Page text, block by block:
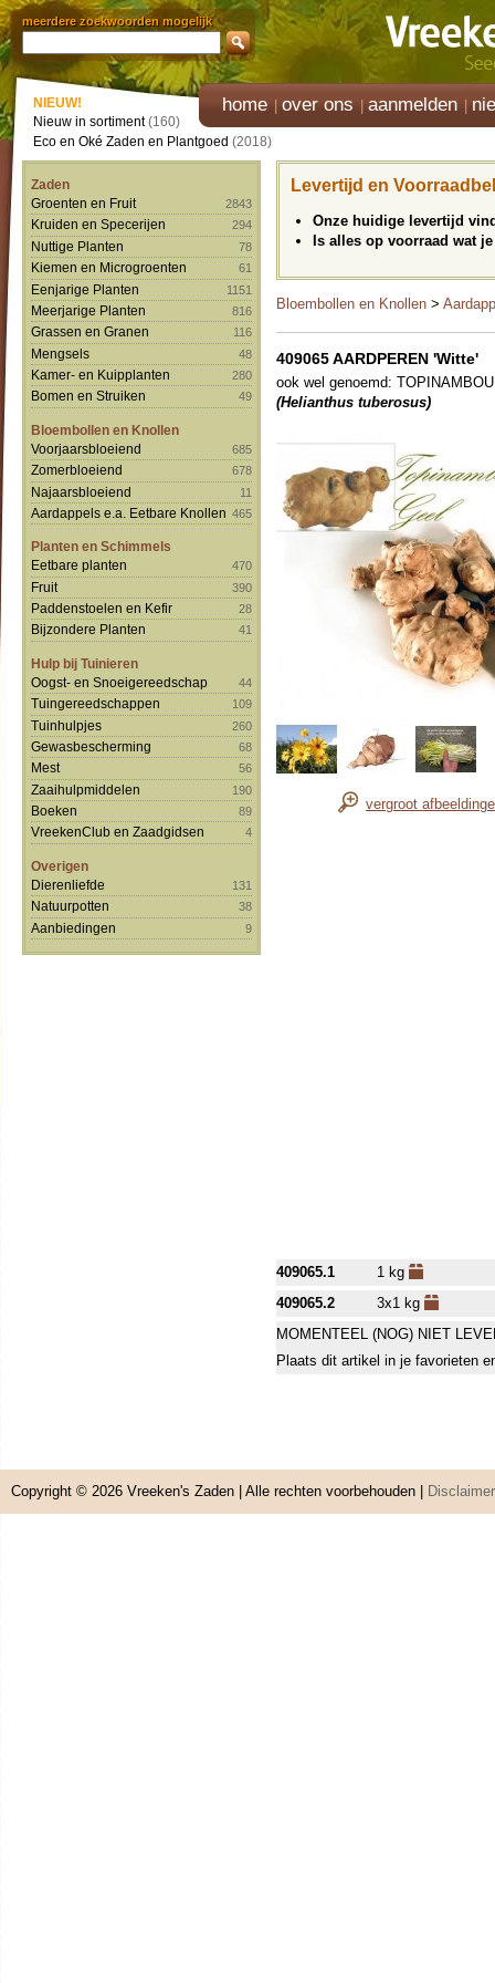
meerdere zoekwoorden mogelijk
home over ons aanmelden
NIEUW!
Nieuw in sortiment(160)
Eco en Oké Zaden en Plantgoed (2018)
Zaden
Groenten en Fruit
2843
Kruiden en Specerijen 294
Nuttige Planten 78
Kiemen en Microgroenten 61
Eenjarige Planten 1151
Meerjarige Planten 816
Grassen en Granen 116
Mengsels 48
Kamer- en Kuipplanten 280
Bomen en Struiken 49
Bloembollen en Knollen
Voorjaarsbloeiend
685
Zomerbloeiend 678
Najaarsbloeiend 11
Aardappels e.a. Eetbare Knollen 465
Planten en Schimmels
Eetbare planten
470
Fruit 390
Paddenstoelen en Kefir 28
Bijzondere Planten 41
Hulp bij Tuinieren
Oogst- en Snoeigereedschap
44
Tuingereedschappen 109
Tuinhulpjes 260
Gewasbescherming 68
Mest 56
Zaaihulpmiddelen 190
Boeken 89
VreekenClub en Zaadgidsen 4
Overigen
Dierenliefde
131
Natuurpotten 38
Aanbiedingen 9
Levertijd en
Onze huidige levertijd
Is alles op voorraad wat
Bloembollen en Knollen >
409065 AARDPEREN 'Witte'
ook wel genoemd:
(Helianthus tuberosus)
vergroot
409065.1
1 kg
409065.2
3x1 kg
MOMENTEEL (NOG) NIET
Plaats dit artikel in je favorieten
Copyright © 2026 Vreeken's Zaden | Alle rechten voorbehouden | Disclaimer